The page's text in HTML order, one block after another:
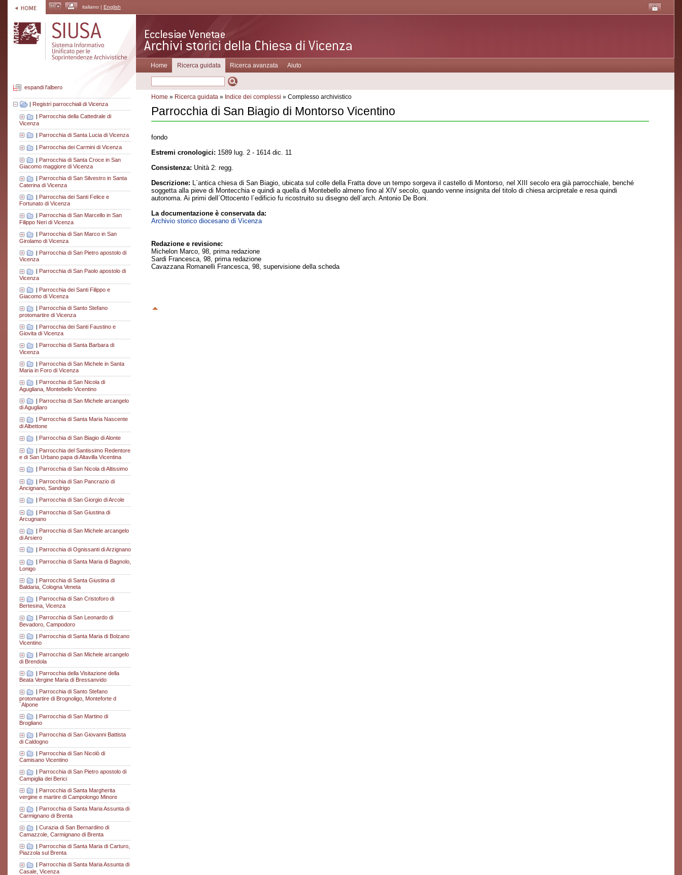
italiano | English
espandi l'albero
| Registri parrocchiali di Vicenza
| Parrocchia della Cattedrale di
Vicenza
| Parrocchia di Santa Lucia di Vicenza
Parrocchia dei Carmini di Vicenza
| Parrocchia di Santa Croce in San
Giacomo maggiore di Vicenza
Parrocchia di San Silvestro in Santa
Caterina di Vicenza
| Parrocchia dei Santi Felice e
Fortunato di Vicenza
Parrocchia di San Marcello in San
Filippo Neri di Vicenza
| Parrocchia di San Marco in San
Girolamo di Vicenza
| Parrocchia di San Pietro apostolo di
Vicenza
| Parrocchia di San Paolo apostolo di
Vicenza
| Parrocchia dei Santi Filippo e
Giacomo di Vicenza
| Parrocchia di Santo Stefano
protomartire di Vicenza
| Parrocchia dei Santi Faustino e
Giovita di Vicenza
Parrocchia di Santa Barbara di
Vicenza
| Parrocchia di San Michele in Santa
Maria in Foro di Vicenza
Parrocchia di San Nicola di
Agugliana, Montebello Vicentino
| Parrocchia di San Michele arcangelo
di Agugliaro
Parrocchia di Santa Maria Nascente
di Albettone
| Parrocchia di San Biagio di Alonte
| Parrocchia del Santissimo Redentore
e di San Urbano papa di Altavilla Vicentina
| Parrocchia di San Nicola di Altissimo
| Parrocchia di San Pancrazio di
Ancignano, Sandrigo
| Parrocchia di San Giorgio di Arcole
| Parrocchia di San Giustina di
Arcugnano
Parrocchia di San Michele arcangelo
di Arsiero
| Parrocchia di Ognissanti di Arzignano
Parrocchia di Santa Maria di Bagnolo,
Lonigo
| Parrocchia di Santa Giustina di
Baldaria, Cologna Veneta
Parrocchia di San Cristoforo di
Bertesina, Vicenza
| Parrocchia di San Leonardo di
Bevadoro, Campodoro
| Parrocchia di Santa Maria di Bolzano
Vicentino
| Parrocchia di San Michele arcangelo
di Brendola
| Parrocchia della Visitazione della
Beata Vergine Maria di Bressanvido
| Parrocchia di Santo Stefano
protomartire di Brognoligo, Monteforte d
´Alpone
| Parrocchia di San Martino di
Brogliano
Parrocchia di San Giovanni Battista
di Caldogno
| Parrocchia di San Nicolò di
Camisano Vicentino
Parrocchia di San Pietro apostolo di
Campiglia dei Berici
| Parrocchia di Santa Margherita
vergine e martire di Campolongo Minore
Parrocchia di Santa Maria Assunta di
Carmignano di Brenta
| Curazia di San Bernardino di
Camazzole, Carmignano di Brenta
| Parrocchia di Santa Maria di Carturo,
Piazzola sul Brenta
| Parrocchia di Santa Maria Assunta di
Casale, Vicenza
Home Ricerca guidata Ricerca avanzata Aiuto
Home » Ricerca guidata » Indice dei complessi » Complesso archivistico
Parrocchia di San Biagio di Montorso Vicentino
fondo
Estremi cronologici: 1589 lug. 2 - 1614 dic. 11
Consistenza: Unità 2: regg.
Descrizione: L´antica chiesa di San Biagio, ubicata sul colle della Fratta dove un tempo sorgeva il castello di Montorso, nel XIII secolo era già parrocchiale, benché
soggetta alla pieve di Montecchia e quindi a quella di Montebello almeno fino al XIV secolo, quando venne insignita del titolo di chiesa arcipretale e resa quindi
autonoma. Ai primi dell´Ottocento l´edificio fu ricostruito su disegno dell´arch. Antonio De Boni.
La documentazione è conservata da:
Archivio storico diocesano di Vicenza
Redazione e revisione:
Michelon Marco, 98, prima redazione
Sardi Francesca, 98, prima redazione
Cavazzana Romanelli Francesca, 98, supervisione della scheda